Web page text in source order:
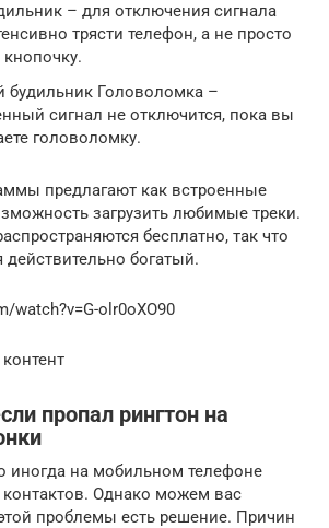
– для отключения сигнала
трясти телефон, а не просто
Головоломка –
сигнал не отключится, пока вы
головоломку.
предлагают как встроенные
загрузить любимые треки.
бесплатно, так что
действительно богатый.
watch?v=G-olr0oXO90
пропал рингтон на
иногда на мобильном телефоне
Однако можем вас
проблемы есть решение. Причин